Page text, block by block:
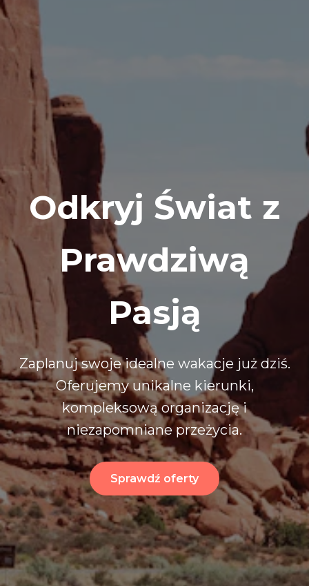
Odkryj Świat z
Prawdziwą
Pasją
Zaplanuj swoje idealne wakacje już dziś.
Oferujemy unikalne kierunki,
kompleksową organizację i
niezapomniane przeżycia.
Sprawdź oferty